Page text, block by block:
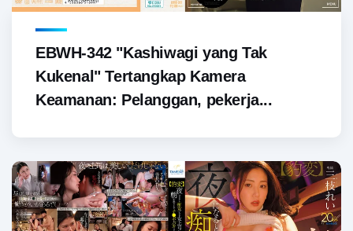
EBWH-342 "Kashiwagi yang Tak
Kukenal" Tertangkap Kamera
Keamanan: Pelanggan, pekerja...